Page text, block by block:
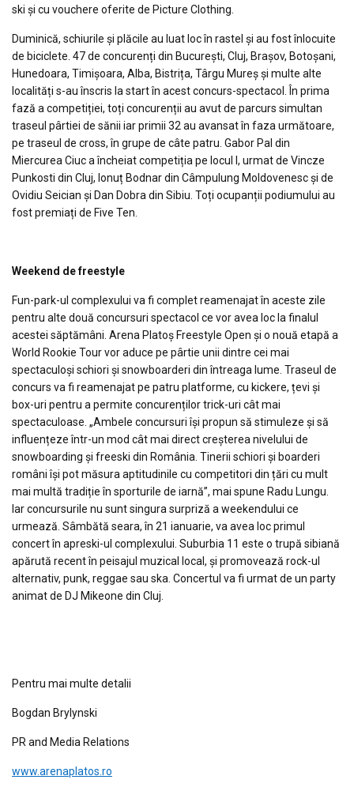
ski și cu vouchere oferite de Picture Clothing.
Duminică, schiurile și plăcile au luat loc în rastel și au fost înlocuite
de biciclete. 47 de concurenți din București, Cluj, Brașov, Botoșani,
Hunedoara, Timișoara, Alba, Bistrița, Târgu Mureș și multe alte
localități s-au înscris la start în acest concurs-spectacol. În prima
fază a competiției, toți concurenții au avut de parcurs simultan
traseul pârtiei de sănii iar primii 32 au avansat în faza următoare,
pe traseul de cross, în grupe de câte patru. Gabor Pal din
Miercurea Ciuc a încheiat competiția pe locul I, urmat de Vincze
Punkosti din Cluj, Ionuț Bodnar din Câmpulung Moldovenesc și de
Ovidiu Seician și Dan Dobra din Sibiu. Toți ocupanții podiumului au
fost premiați de Five Ten.
Weekend de freestyle
Fun-park-ul complexului va fi complet reamenajat în aceste zile
pentru alte două concursuri spectacol ce vor avea loc la finalul
acestei săptămâni. Arena Platoș Freestyle Open și o nouă etapă a
World Rookie Tour vor aduce pe pârtie unii dintre cei mai
spectaculoși schiori și snowboarderi din întreaga lume. Traseul de
concurs va fi reamenajat pe patru platforme, cu kickere, țevi și
box-uri pentru a permite concurenților trick-uri cât mai
spectaculoase. „Ambele concursuri își propun să stimuleze și să
influențeze într-un mod cât mai direct creșterea nivelului de
snowboarding și freeski din România. Tinerii schiori și boarderi
români își pot măsura aptitudinile cu competitori din țări cu mult
mai multă tradiție în sporturile de iarnă”, mai spune Radu Lungu.
Iar concursurile nu sunt singura surpriză a weekendului ce
urmează. Sâmbătă seara, în 21 ianuarie, va avea loc primul
concert în apreski-ul complexului. Suburbia 11 este o trupă sibiană
apărută recent în peisajul muzical local, și promovează rock-ul
alternativ, punk, reggae sau ska. Concertul va fi urmat de un party
animat de DJ Mikeone din Cluj.
Pentru mai multe detalii
Bogdan Brylynski
PR and Media Relations
www.arenaplatos.ro